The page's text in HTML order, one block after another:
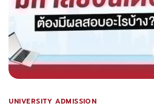
UNIVERSITY ADMISSION